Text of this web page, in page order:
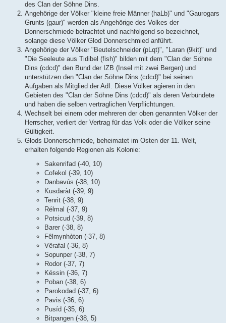
des Clan der Söhne Dins.
Angehörige der Völker "kleine freie Männer (haLb)" und "Gaurogars
Grunts (gaur)" werden als Angehörige des Volkes der
Donnerschmiede betrachtet und nachfolgend so bezeichnet,
solange diese Völker Glod Donnerschmied anführt.
Angehörige der Völker "Beutelschneider (pLqt)", "Laran (9kit)" und
"Die Seeleute aus Tidibel (fish)" bilden mit dem "Clan der Söhne
Dins (cdcd)" den Bund der IZB (Insel mit zwei Bergen) und
unterstützen den "Clan der Söhne Dins (cdcd)" bei seinen
Aufgaben als Mitglied der AdI. Diese Völker agieren in den
Gebieten des "Clan der Söhne Dins (cdcd)" als deren Verbündete
und haben die selben vertraglichen Verpflichtungen.
Wechselt bei einem oder mehreren der oben genannten Völker der
Herrscher, verliert der Vertrag für das Volk oder die Völker seine
Gültigkeit.
Glods Donnerschmiede, beheimatet im Osten der 11. Welt,
erhalten folgende Regionen als Kolonie:
Sakenrifad (-40, 10)
Cofekol (-39, 10)
Danbavús (-38, 10)
Kusdaràt (-39, 9)
Tenrit (-38, 9)
Rélmal (-37, 9)
Potsicud (-39, 8)
Barer (-38, 8)
Fêlmynhòton (-37, 8)
Vêrafal (-36, 8)
Sopunper (-38, 7)
Rodor (-37, 7)
Késsin (-36, 7)
Poban (-38, 6)
Parokodad (-37, 6)
Pavis (-36, 6)
Pusíd (-35, 6)
Bitpangen (-38, 5)